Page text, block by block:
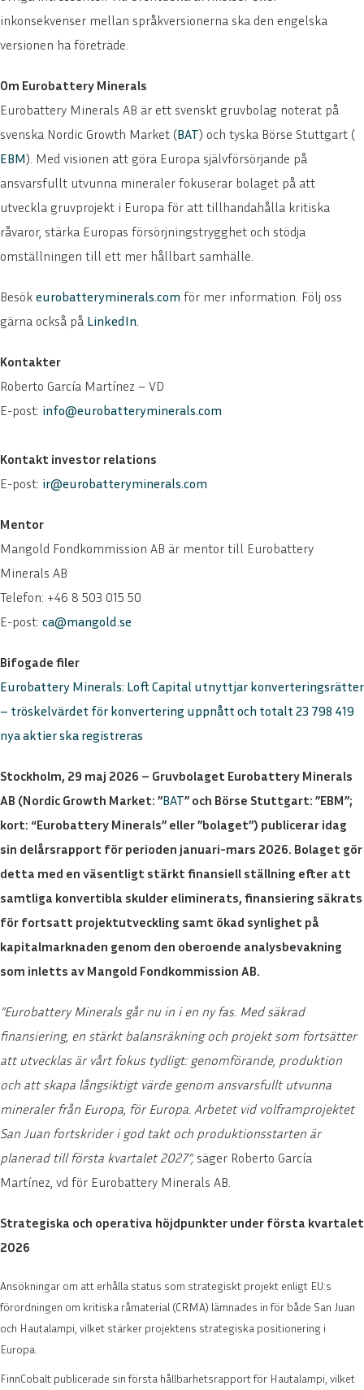
ENGLISH DEUTSCH
inkonsekvenser mellan språkversionerna ska den engelska
versionen ha företräde.
Om Eurobattery Minerals
Eurobattery Minerals AB är ett svenskt gruvbolag noterat på
svenska Nordic Growth Market (BAT) och tyska Börse Stuttgart (
EBM). Med visionen att göra Europa självförsörjande på
ansvarsfullt utvunna mineraler fokuserar bolaget på att
utveckla gruvprojekt i Europa för att tillhandahålla kritiska
råvaror, stärka Europas försörjningstrygghet och stödja
omställningen till ett mer hållbart samhälle.
Besök eurobatteryminerals.com för mer information. Följ oss
gärna också på LinkedIn.
Kontakter
Roberto García Martínez – VD
E-post: info@eurobatteryminerals.com
Kontakt investor relations
E-post: ir@eurobatteryminerals.com
Mentor
Mangold Fondkommission AB är mentor till Eurobattery
Minerals AB
Telefon: +46 8 503 015 50
E-post: ca@mangold.se
Bifogade filer
Eurobattery Minerals: Loft Capital utnyttjar konverteringsrätter
– tröskelvärdet för konvertering uppnått och totalt 23 798 419
nya aktier ska registreras
Stockholm, 29 maj 2026 – Gruvbolaget Eurobattery Minerals
AB (Nordic Growth Market: ”BAT” och Börse Stuttgart: ”EBM”;
kort: “Eurobattery Minerals” eller ”bolaget”) publicerar idag
sin delårsrapport för perioden januari-mars 2026. Bolaget gör
detta med en väsentligt stärkt finansiell ställning efter att
samtliga konvertibla skulder eliminerats, finansiering säkrats
för fortsatt projektutveckling samt ökad synlighet på
kapitalmarknaden genom den oberoende analysbevakning
som inletts av Mangold Fondkommission AB.
”Eurobattery Minerals går nu in i en ny fas. Med säkrad
finansiering, en stärkt balansräkning och projekt som fortsätter
att utvecklas är vårt fokus tydligt: genomförande, produktion
och att skapa långsiktigt värde genom ansvarsfullt utvunna
mineraler från Europa, för Europa. Arbetet vid volframprojektet
San Juan fortskrider i god takt och produktionsstarten är
planerad till första kvartalet 2027”, säger Roberto García
Martínez, vd för Eurobattery Minerals AB.
Strategiska och operativa höjdpunkter under första kvartalet
2026
Ansökningar om att erhålla status som strategiskt projekt enligt EU:s
förordningen om kritiska råmaterial (CRMA) lämnades in för både San Juan
och Hautalampi, vilket stärker projektens strategiska positionering i
Europa.
FinnCobalt publicerade sin första hållbarhetsrapport för Hautalampi, vilket